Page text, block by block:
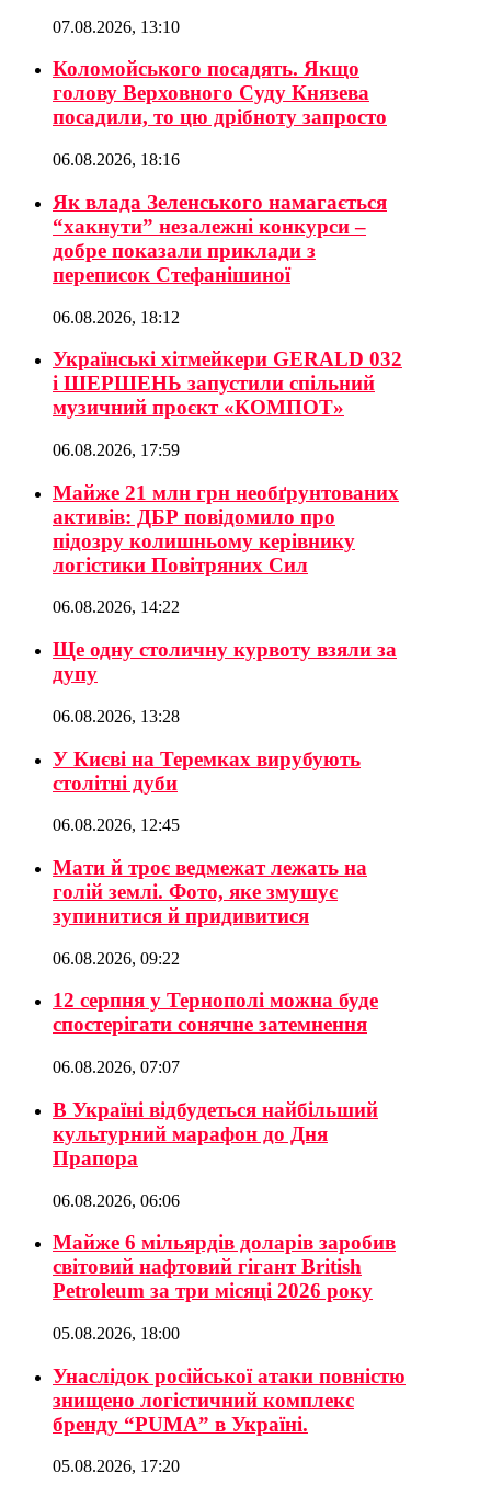
07.08.2026, 13:10
Коломойського посадять. Якщо
голову Верховного Суду Князева
посадили, то цю дрібноту запросто
06.08.2026, 18:16
Як влада Зеленського намагається
“хакнути” незалежні конкурси –
добре показали приклади з
переписок Стефанішиної
06.08.2026, 18:12
Українські хітмейкери GERALD 032
і ШЕРШЕНЬ запустили спільний
музичний проєкт «КОМПОТ»
06.08.2026, 17:59
Майже 21 млн грн необґрунтованих
активів: ДБР повідомило про
підозру колишньому керівнику
логістики Повітряних Сил
06.08.2026, 14:22
Ще одну столичну курвоту взяли за
дупу
06.08.2026, 13:28
У Києві на Теремках вирубують
столітні дуби
06.08.2026, 12:45
Мати й троє ведмежат лежать на
голій землі. Фото, яке змушує
зупинитися й придивитися
06.08.2026, 09:22
12 серпня у Тернополі можна буде
спостерігати сонячне затемнення
06.08.2026, 07:07
В Україні відбудеться найбільший
культурний марафон до Дня
Прапора
06.08.2026, 06:06
Майже 6 мільярдів доларів заробив
світовий нафтовий гігант British
Petroleum за три місяці 2026 року
05.08.2026, 18:00
Унаслідок російської атаки повністю
знищено логістичний комплекс
бренду “PUMA” в Україні.
05.08.2026, 17:20